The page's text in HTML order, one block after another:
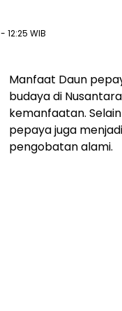
- 12:25 WIB
Manfaat Daun
budaya di
kemanfaatan.
pepaya juga
pengobatan alami.